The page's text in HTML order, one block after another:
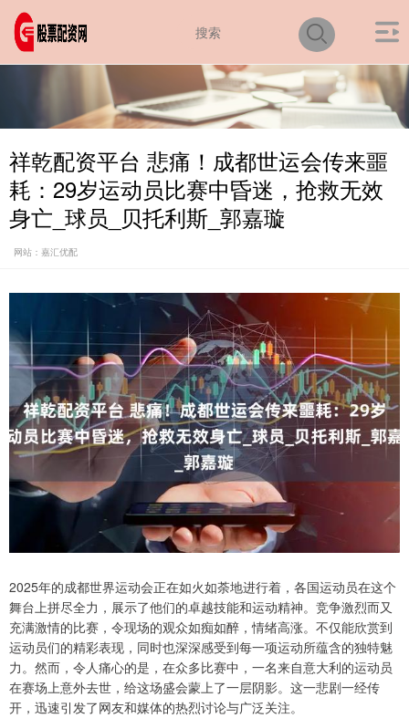
祥乾配资平台 悲痛！成都世运会传来噩
耗：29岁运动员比赛中昏迷，抢救无效
身亡_球员_贝托利斯_郭嘉璇
网站：嘉汇优配
2025年的成都世界运动会正在如火如荼地进行着，各国运动员在这个
舞台上拼尽全力，展示了他们的卓越技能和运动精神。竞争激烈而又
充满激情的比赛，令现场的观众如痴如醉，情绪高涨。不仅能欣赏到
运动员们的精彩表现，同时也深深感受到每一项运动所蕴含的独特魅
力。然而，令人痛心的是，在众多比赛中，一名来自意大利的运动员
在赛场上意外去世，给这场盛会蒙上了一层阴影。这一悲剧一经传
开，迅速引发了网友和媒体的热烈讨论与广泛关注。